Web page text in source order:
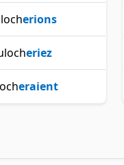
erions
eriez
eraient